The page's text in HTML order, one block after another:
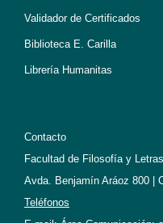
Validador de Certificados
Biblioteca E. Carilla
Librería Humanitas
Contacto
Facultad de Filosofía y
Avda. Benjamín Aráoz 800 |
Teléfonos